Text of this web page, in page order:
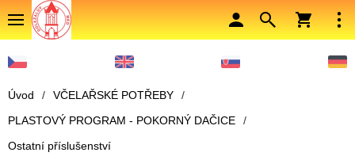
Úvod / VČELAŘSKÉ POTŘEBY
/
PLASTOVÝ PROGRAM - POKORNÝ DAČICE
/
Ostatní příslušenství